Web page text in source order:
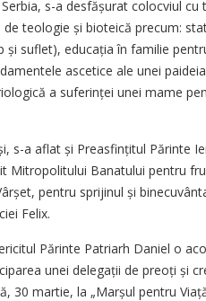
s-a desfășurat colocviul cu
teologie și bioteică precum:
suflet), educația în familie
ascetice ale unei
a suferinței unei mame
s-a aflat și Preasfințitul Părinte
Mitropolitului Banatului pentru
pentru sprijinul și
Felix.
Părinte Patriarh Daniel o
unei delegații de preoți și
30 martie, la „Marșul pentru